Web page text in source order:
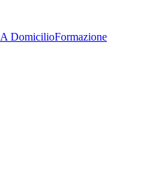
A DomicilioFormazione